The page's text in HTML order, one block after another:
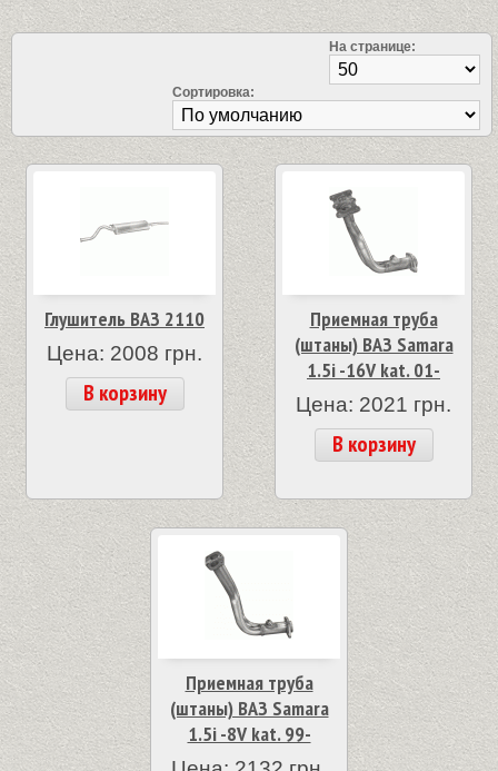
На странице:
Сортировка:
Глушитель ВАЗ 2110
Цена: 2008 грн.
В корзину
Приемная труба
(штаны) ВАЗ Samara
1.5i -16V kat. 01-
Цена: 2021 грн.
В корзину
Приемная труба
(штаны) ВАЗ Samara
1.5i -8V kat. 99-